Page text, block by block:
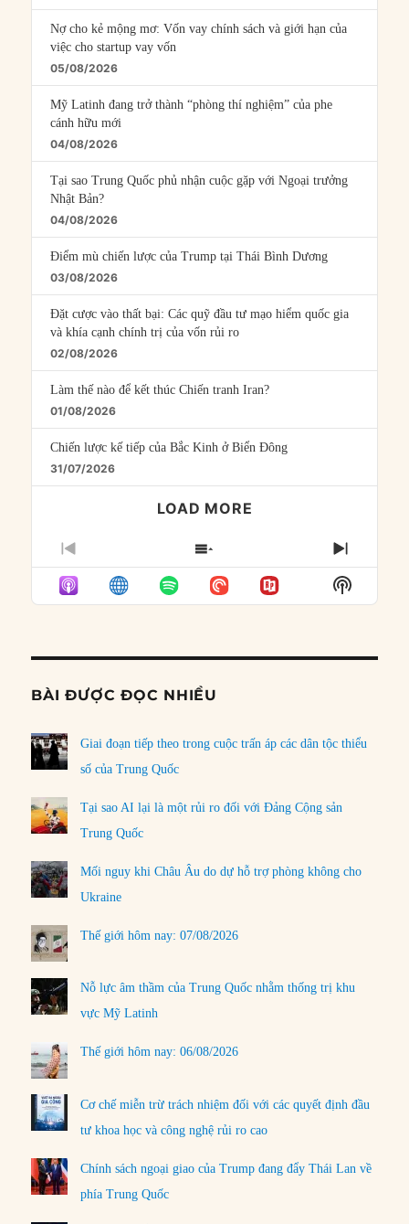
Nợ cho kẻ mộng mơ: Vốn vay chính sách và giới hạn của
việc cho startup vay vốn
05/08/2026
Mỹ Latinh đang trở thành “phòng thí nghiệm” của phe
cánh hữu mới
04/08/2026
Tại sao Trung Quốc phủ nhận cuộc gặp với Ngoại trưởng
Nhật Bản?
04/08/2026
Điểm mù chiến lược của Trump tại Thái Bình Dương
03/08/2026
Đặt cược vào thất bại: Các quỹ đầu tư mạo hiểm quốc gia
và khía cạnh chính trị của vốn rủi ro
02/08/2026
Làm thế nào để kết thúc Chiến tranh Iran?
01/08/2026
Chiến lược kế tiếp của Bắc Kinh ở Biển Đông
31/07/2026
LOAD MORE
PREVIOUS
EPISODE
SHOW
EPISODES
LIST
NEXT
Show
Podcast
BÀI ĐƯỢC ĐỌC NHIỀU
Giai đoạn tiếp theo trong cuộc trấn áp các dân tộc thiểu
số của Trung Quốc
Tại sao AI lại là một rủi ro đối với Đảng Cộng sản
Trung Quốc
Mối nguy khi Châu Âu do dự hỗ trợ phòng không cho
Ukraine
Thế giới hôm nay: 07/08/2026
Nỗ lực âm thầm của Trung Quốc nhằm thống trị khu
vực Mỹ Latinh
Thế giới hôm nay: 06/08/2026
Cơ chế miễn trừ trách nhiệm đối với các quyết định đầu
tư khoa học và công nghệ rủi ro cao
Chính sách ngoại giao của Trump đang đẩy Thái Lan về
phía Trung Quốc